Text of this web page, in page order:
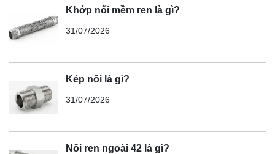
Khớp nối mềm ren là gì?
31/07/2026
Kép nối là gì?
31/07/2026
Nối ren ngoài 42 là gì?